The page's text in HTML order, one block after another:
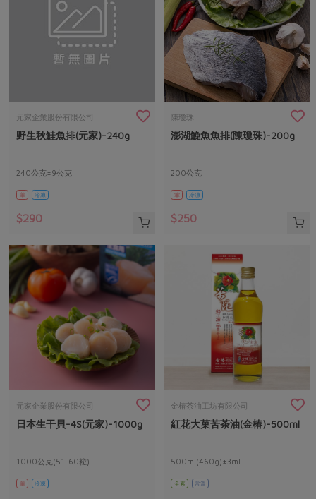
居家好物
美妝保養 個人清潔
家庭清潔 織品
圖書禮品
素食專區
樂齡友善
年菜食譜
高麗菜海鮮煎餅
30%rPET紅烏龍茶
2024農業發展計畫年度報告
更多議題活動
把最好的台灣味帶回家！
生活者e週報
典藏閱覽室
合作社法規
社務專區
選舉專區
媒體報導
地區活動
活動報下載
元家企業股份有限公司
野生秋鮭魚排(元家)-240g
240公克±9公克
葷 冷凍
$290
陳瓊珠
澎湖鮸魚魚排(陳瓊珠)-200g
200公克
葷 冷凍
$250
元家企業股份有限公司
日本生干貝-4S(元家)-1000g
1000公克(51-60粒)
葷 冷凍
金椿茶油工坊有限公司
紅花大菓苦茶油(金椿)-500ml
500ml(460g)±3ml
全素 常溫